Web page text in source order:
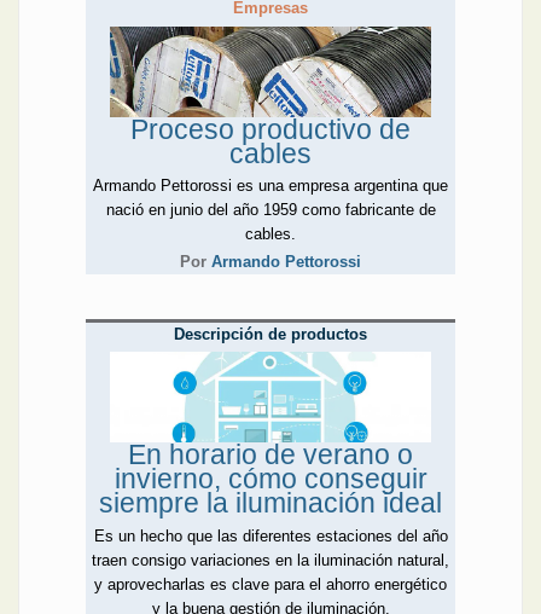
Empresas
Proceso productivo de
cables
Armando Pettorossi es una empresa argentina que
nació en junio del año 1959 como fabricante de
cables.
Por Armando Pettorossi
Descripción de productos
En horario de verano o
invierno, cómo conseguir
siempre la iluminación ideal
Es un hecho que las diferentes estaciones del año
traen consigo variaciones en la iluminación natural,
y aprovecharlas es clave para el ahorro energético
y la buena gestión de iluminación.